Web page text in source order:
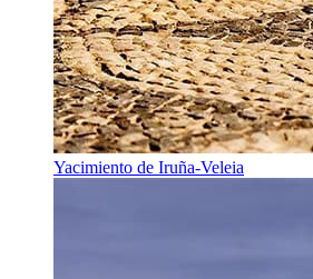
Yacimiento de Iruña-Veleia